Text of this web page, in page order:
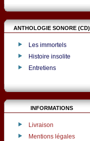
ANTHOLOGIE SONORE (CD)
Les immortels
Histoire insolite
Entretiens
INFORMATIONS
Livraison
Mentions légales